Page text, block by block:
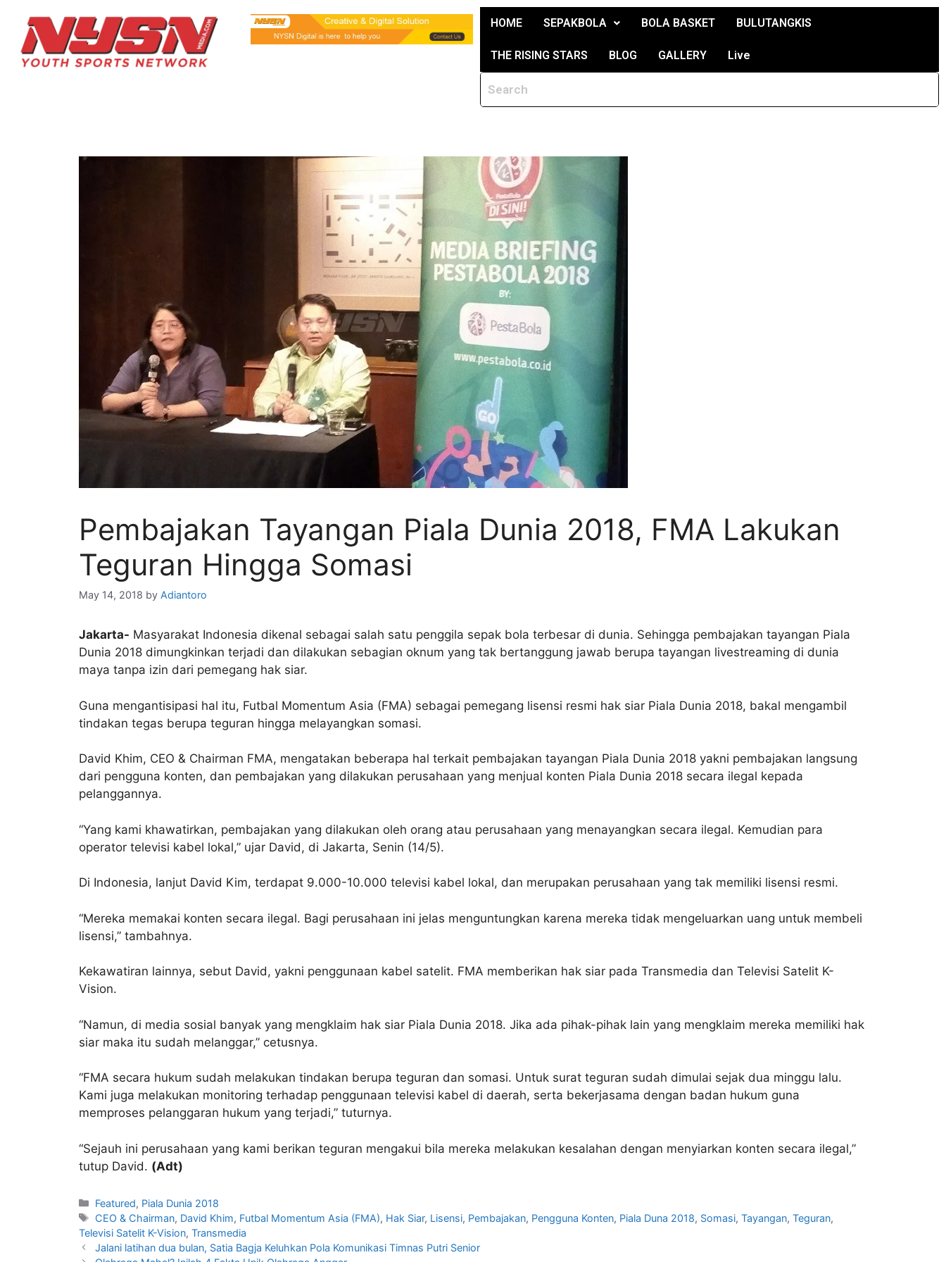
HOME SEPAKBOLA BOLA BASKET BULUTANGKIS
THE RISING STARS BLOG GALLERY Live
Pembajakan Tayangan Piala Dunia 2018, FMA Lakukan
Teguran Hingga Somasi
May 14, 2018 by Adiantoro
Jakarta- Masyarakat Indonesia dikenal sebagai salah satu penggila sepak bola terbesar di dunia. Sehingga pembajakan tayangan Piala
Dunia 2018 dimungkinkan terjadi dan dilakukan sebagian oknum yang tak bertanggung jawab berupa tayangan livestreaming di dunia
maya tanpa izin dari pemegang hak siar.
Guna mengantisipasi hal itu, Futbal Momentum Asia (FMA) sebagai pemegang lisensi resmi hak siar Piala Dunia 2018, bakal mengambil
tindakan tegas berupa teguran hingga melayangkan somasi.
David Khim, CEO & Chairman FMA, mengatakan beberapa hal terkait pembajakan tayangan Piala Dunia 2018 yakni pembajakan langsung
dari pengguna konten, dan pembajakan yang dilakukan perusahaan yang menjual konten Piala Dunia 2018 secara ilegal kepada
pelanggannya.
“Yang kami khawatirkan, pembajakan yang dilakukan oleh orang atau perusahaan yang menayangkan secara ilegal. Kemudian para
operator televisi kabel lokal,” ujar David, di Jakarta, Senin (14/5).
Di Indonesia, lanjut David Kim, terdapat 9.000-10.000 televisi kabel lokal, dan merupakan perusahaan yang tak memiliki lisensi resmi.
“Mereka memakai konten secara ilegal. Bagi perusahaan ini jelas menguntungkan karena mereka tidak mengeluarkan uang untuk membeli
lisensi,” tambahnya.
Kekawatiran lainnya, sebut David, yakni penggunaan kabel satelit. FMA memberikan hak siar pada Transmedia dan Televisi Satelit K-
Vision.
“Namun, di media sosial banyak yang mengklaim hak siar Piala Dunia 2018. Jika ada pihak-pihak lain yang mengklaim mereka memiliki hak
siar maka itu sudah melanggar,” cetusnya.
“FMA secara hukum sudah melakukan tindakan berupa teguran dan somasi. Untuk surat teguran sudah dimulai sejak dua minggu lalu.
Kami juga melakukan monitoring terhadap penggunaan televisi kabel di daerah, serta bekerjasama dengan badan hukum guna
memproses pelanggaran hukum yang terjadi,” tuturnya.
“Sejauh ini perusahaan yang kami berikan teguran mengakui bila mereka melakukan kesalahan dengan menyiarkan konten secara ilegal,”
tutup David. (Adt)
Featured, Piala Dunia 2018
CEO & Chairman, David Khim, Futbal Momentum Asia (FMA), Hak Siar, Lisensi, Pembajakan, Pengguna Konten, Piala Duna 2018, Somasi,Tayangan,Teguran,
Televisi Satelit K-Vision, Transmedia
Jalani latihan dua bulan, Satia Bagja Keluhkan Pola Komunikasi Timnas Putri Senior